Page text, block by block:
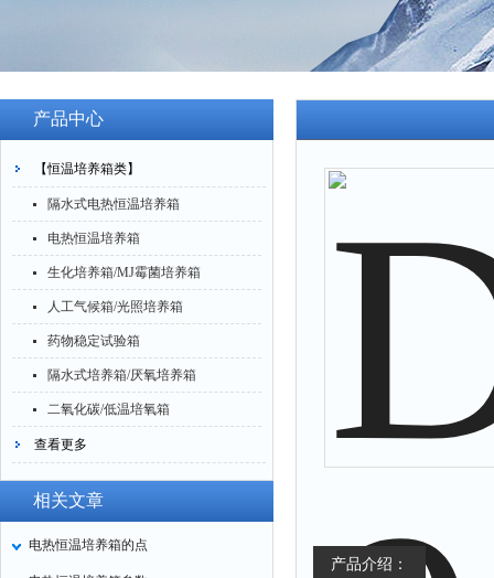
产品中心
【恒温培养箱类】
隔水式电热恒温培养箱
电热恒温培养箱
生化培养箱/MJ霉菌培养箱
人工气候箱/光照培养箱
药物稳定试验箱
隔水式培养箱/厌氧培养箱
二氧化碳/低温培氧箱
查看更多
相关文章
电热恒温培养箱的点
产品介绍：